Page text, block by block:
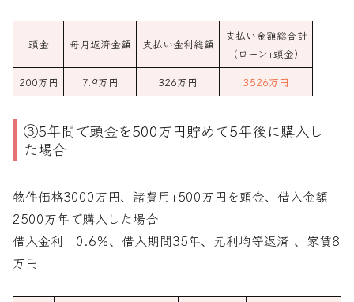
頭金 毎月返済金額 支払い金利総額
支払い金額総合計
（ローン+頭金）
200万円
7.9万円 326万円 3526万円
③5年間で頭金を500万円貯めて5年後に購入し
た場合
物件価格3000万円、諸費用+500万円を頭金、借入金額
2500万年で購入した場合
借入金利 0.6％、借入期間35年、元利均等返済 、家賃8
万円